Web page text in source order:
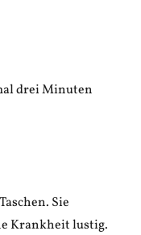
drei Minuten
Sie
Krankheit lustig.